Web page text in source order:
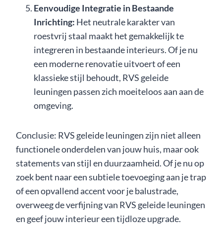
Eenvoudige Integratie in Bestaande
Inrichting: Het neutrale karakter van
roestvrij staal maakt het gemakkelijk te
integreren in bestaande interieurs. Of je nu
een moderne renovatie uitvoert of een
klassieke stijl behoudt, RVS geleide
leuningen passen zich moeiteloos aan aan de
omgeving.
Conclusie: RVS geleide leuningen zijn niet alleen
functionele onderdelen van jouw huis, maar ook
statements van stijl en duurzaamheid. Of je nu op
zoek bent naar een subtiele toevoeging aan je trap
of een opvallend accent voor je balustrade,
overweeg de verfijning van RVS geleide leuningen
en geef jouw interieur een tijdloze upgrade.